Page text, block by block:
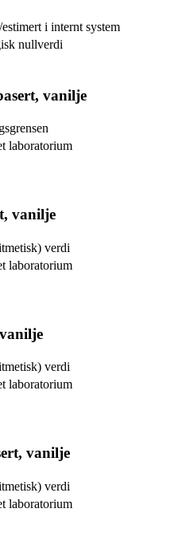
i internt system
nullverdi
vanilje
laboratorium
vanilje
verdi
laboratorium
verdi
laboratorium
vanilje
verdi
laboratorium